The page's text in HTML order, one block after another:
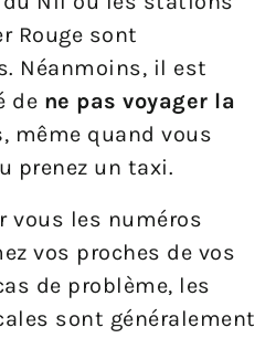
Rouge sont
Néanmoins, il est
de ne pas voyager la
, même quand vous
prenez un taxi.
vous les numéros
vos proches de vos
de problème, les
sont généralement